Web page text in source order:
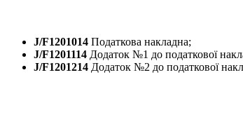
J/F1201014 Податкова накладна;
J/F1201114 Додаток №1 до податкової
J/F1201214 Додаток №2 до податкової